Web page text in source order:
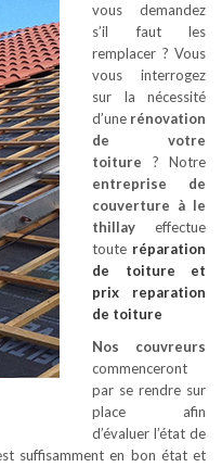
vous demandez
s’il faut les
remplacer ? Vous
vous interrogez
sur la nécessité
d’une rénovation
de votre
toiture ? Notre
entreprise de
couverture à le
thillay effectue
toute réparation
de toiture et
prix reparation
de toiture
Nos couvreurs
commenceront
par se rendre sur
place afin
d’évaluer l’état de
suffisamment en bon état et